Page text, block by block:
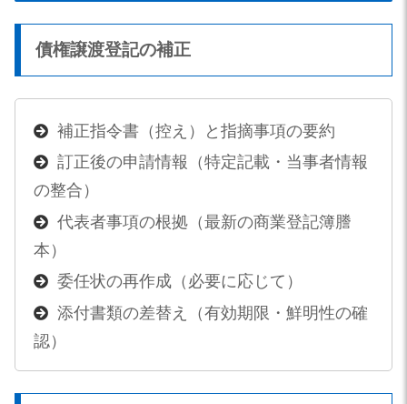
債権譲渡登記の補正
補正指令書（控え）と指摘事項の要約
訂正後の申請情報（特定記載・当事者情報
の整合）
代表者事項の根拠（最新の商業登記簿謄
本）
委任状の再作成（必要に応じて）
添付書類の差替え（有効期限・鮮明性の確
認）